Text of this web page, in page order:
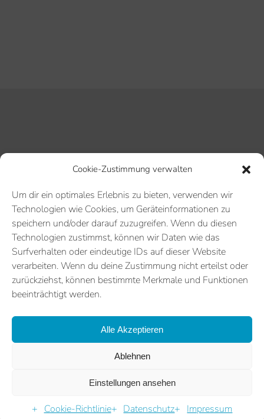
Cookie-Zustimmung verwalten
Um dir ein optimales Erlebnis zu bieten, verwenden wir
Technologien wie Cookies, um Geräteinformationen zu
speichern und/oder darauf zuzugreifen. Wenn du diesen
Technologien zustimmst, können wir Daten wie das
Surfverhalten oder eindeutige IDs auf dieser Website
verarbeiten. Wenn du deine Zustimmung nicht erteilst oder
zurückziehst, können bestimmte Merkmale und Funktionen
beeinträchtigt werden.
Alle Akzeptieren
Ablehnen
Einstellungen ansehen
Cookie-Richtlinie Datenschutz Impressum
Gelebter kontinuierlicher Verbesserungsprozess